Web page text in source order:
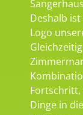
Deshalb
Logo
Fortschritt,
Dinge in